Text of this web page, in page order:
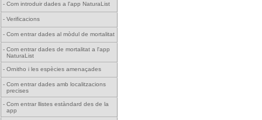
- Com introduir dades a l'app NaturaList
- Verificacions
- Com entrar dades al mòdul de mortalitat
- Com entrar dades de mortalitat a l'app
NaturaList
- Ornitho i les espècies amenaçades
- Com entrar dades amb localitzacions
precises
- Com entrar llistes estàndard des de la
app